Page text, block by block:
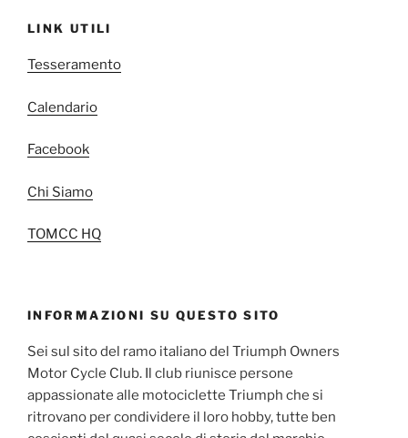
LINK UTILI
Tesseramento
Calendario
Facebook
Chi Siamo
TOMCC HQ
INFORMAZIONI SU QUESTO SITO
Sei sul sito del ramo italiano del Triumph Owners
Motor Cycle Club. Il club riunisce persone
appassionate alle motociclette Triumph che si
ritrovano per condividere il loro hobby, tutte ben